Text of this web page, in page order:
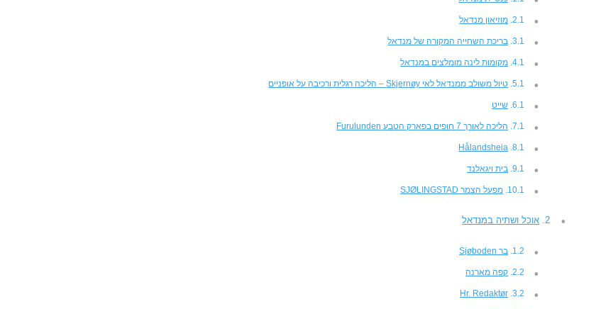
מוזיאון מנדאל
בריכת השחייה המקורה של מנדאל
מקומות לינה מומלצים במנדאל
טיול משולב ממנדאל לאי Skjernøy – הליכה רגלית ורכיבה על אופניים
שייט
הליכה לאורך 7 חופים בפארק הטבע Furulunden
Hålandsheia
בית ויגאלנד
מפעל הצמר SJØLINGSTAD
אוכל ושתיה במנדאל
בר Sjøboden
קפה מארנה
Hr. Redaktør